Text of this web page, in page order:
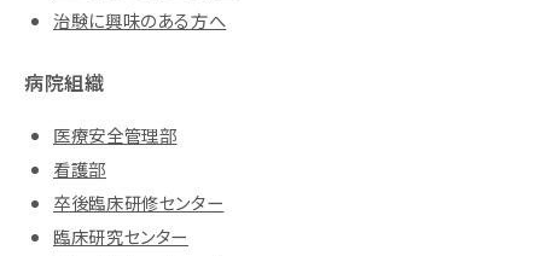
治験に興味のある方へ
病院組織
医療安全管理部
看護部
卒後臨床研修センター
臨床研究センター